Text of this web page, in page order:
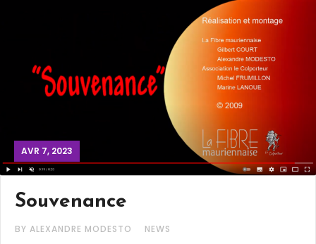
AVR 7, 2023
Souvenance
BY ALEXANDRE MODESTO NEWS